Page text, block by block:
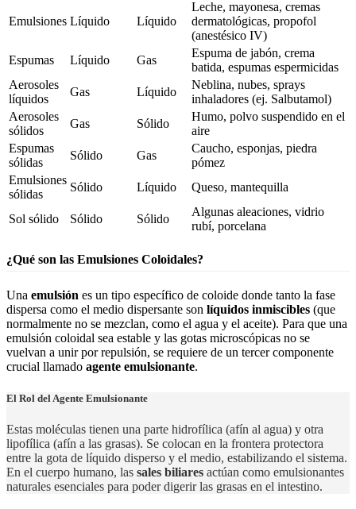
Emulsiones Líquido Líquido
Leche, mayonesa, cremas
dermatológicas, propofol
(anestésico IV)
Espumas
Líquido Gas
Espuma de jabón, crema
batida, espumas espermicidas
Aerosoles
líquidos
Gas Líquido
Neblina, nubes, sprays
inhaladores (ej. Salbutamol)
Aerosoles
sólidos
Gas Sólido
Humo, polvo suspendido en el
aire
Espumas
sólidas
Sólido Gas
Caucho, esponjas, piedra
pómez
Emulsiones
sólidas
Sólido Líquido Queso, mantequilla
Sol sólido Sólido Sólido
Algunas aleaciones, vidrio
rubí, porcelana
¿Qué son las Emulsiones Coloidales?
Una emulsión es un tipo específico de coloide donde tanto la fase
dispersa como el medio dispersante son líquidos inmiscibles (que
normalmente no se mezclan, como el agua y el aceite). Para que una
emulsión coloidal sea estable y las gotas microscópicas no se
vuelvan a unir por repulsión, se requiere de un tercer componente
crucial llamado agente emulsionante.
El Rol del Agente Emulsionante
Estas moléculas tienen una parte hidrofílica (afín al agua) y otra
lipofílica (afín a las grasas). Se colocan en la frontera protectora
entre la gota de líquido disperso y el medio, estabilizando el sistema.
En el cuerpo humano, las sales biliares actúan como emulsionantes
naturales esenciales para poder digerir las grasas en el intestino.